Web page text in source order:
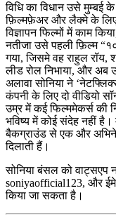
विधि का विधान उसे मुम्बई
फ़िल्मफ़ेअर और लैक्मे के लिए
विज्ञापन फिल्मों में काम
नतीजा उसे पहली फ़िल्म
गया, जिसमे वह राहुल रॉय,
लीड रोल निभाया, और अब
अलावा सोनिया ने
कंपनी के लिए दो वीडियो
उम्र में कई फिल्ममेकर्स की
भविष्य में कोई संदेह नहीं है।
बैकग्राउंड से एक और
दिलाती हैं।
सोनिया बंसल को वाट्सएप
soniyaofficial123, और
किया जा सकता है।